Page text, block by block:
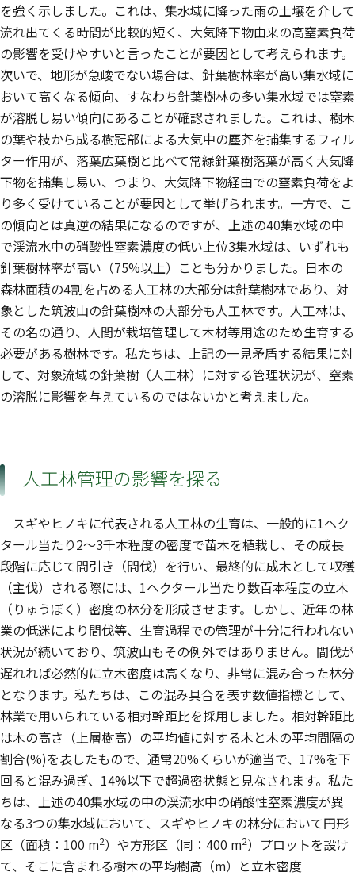
を強く示しました。これは、集水域に降った雨の土壌を介して
流れ出てくる時間が比較的短く、大気降下物由来の高窒素負荷
の影響を受けやすいと言ったことが要因として考えられます。
次いで、地形が急峻でない場合は、針葉樹林率が高い集水域に
おいて高くなる傾向、すなわち針葉樹林の多い集水域では窒素
が溶脱し易い傾向にあることが確認されました。これは、樹木
の葉や枝から成る樹冠部による大気中の塵芥を捕集するフィル
ター作用が、落葉広葉樹と比べて常緑針葉樹落葉が高く大気降
下物を捕集し易い、つまり、大気降下物経由での窒素負荷をよ
り多く受けていることが要因として挙げられます。一方で、こ
の傾向とは真逆の結果になるのですが、上述の40集水域の中
で渓流水中の硝酸性窒素濃度の低い上位3集水域は、いずれも
針葉樹林率が高い（75%以上）ことも分かりました。日本の
森林面積の4割を占める人工林の大部分は針葉樹林であり、対
象とした筑波山の針葉樹林の大部分も人工林です。人工林は、
その名の通り、人間が栽培管理して木材等用途のため生育する
必要がある樹林です。私たちは、上記の一見矛盾する結果に対
して、対象流域の針葉樹（人工林）に対する管理状況が、窒素
の溶脱に影響を与えているのではないかと考えました。
人工林管理の影響を探る
スギやヒノキに代表される人工林の生育は、一般的に1ヘク
タール当たり2～3千本程度の密度で苗木を植栽し、その成長
段階に応じて間引き（間伐）を行い、最終的に成木として収穫
（主伐）される際には、1ヘクタール当たり数百本程度の立木
（りゅうぼく）密度の林分を形成させます。しかし、近年の林
業の低迷により間伐等、生育過程での管理が十分に行われない
状況が続いており、筑波山もその例外ではありません。間伐が
遅れれば必然的に立木密度は高くなり、非常に混み合った林分
となります。私たちは、この混み具合を表す数値指標として、
林業で用いられている相対幹距比を採用しました。相対幹距比
は木の高さ（上層樹高）の平均値に対する木と木の平均間隔の
割合(%)を表したもので、通常20%くらいが適当で、17%を下
回ると混み過ぎ、14%以下で超過密状態と見なされます。私た
ちは、上述の40集水域の中の渓流水中の硝酸性窒素濃度が異
なる3つの集水域において、スギやヒノキの林分において円形
区（面積：100 m2）や方形区（同：400 m2）プロットを設け
て、そこに含まれる樹木の平均樹高（m）と立木密度